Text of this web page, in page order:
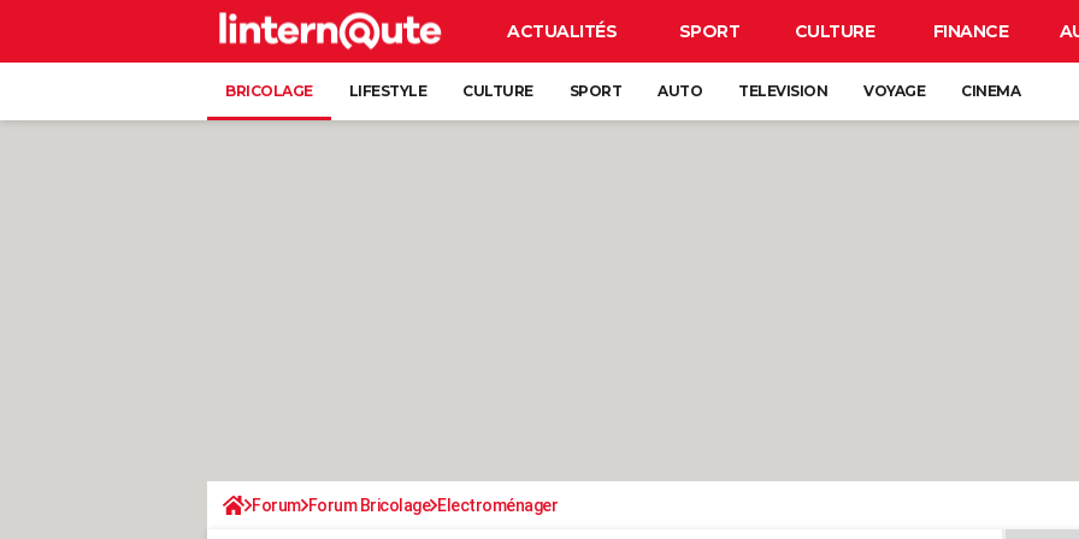
ACTUALITÉS SPORT CULTURE FINANCE
BRICOLAGE LIFESTYLE CULTURE SPORT AUTO TELEVISION VOYAGE CINEMA
Forum Forum Bricolage Electroménager